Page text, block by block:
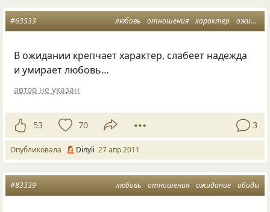
любовь отношения характер ожидание
#63533
В ожидании крепчает характер, слабеет надежда
и умирает любовь…
автор не указан
53 70 3
Опубликовала Dinyli 27 апр 2011
любовь отношения ожидание обиды
#83339